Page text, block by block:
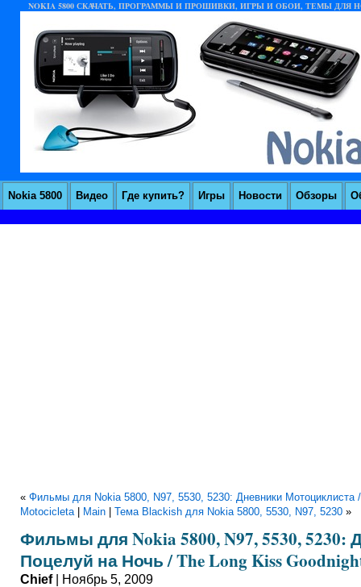
NOKIA 5800 СКАЧАТЬ, ПРОГРАММЫ И ПРОШИВКИ, ИГРЫ И ОБОИ, ТЕМЫ ДЛЯ
Nokia 5800 Видео Где купить? Игры Новости Обзоры
« Фильмы для Nokia 5800, N97, 5530, 5230: Дневники Мотоциклиста
Motocicleta| Main Тема Blackish для Nokia 5800, 5530, N97, 5230 »
Фильмы для Nokia 5800, N97, 5530, 5230:
Поцелуй на Ночь / The Long Kiss
Chief| Ноябрь 5, 2009